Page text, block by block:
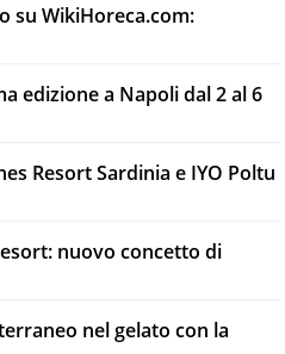
su WikiHoreca.com:
edizione a Napoli dal 2 al 6
Resort Sardinia e IYO Poltu
nuovo concetto di
nel gelato con la